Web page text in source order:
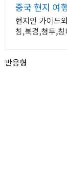
중국 현지 여
현지인 가이드
칭,북경,청두,
반응형